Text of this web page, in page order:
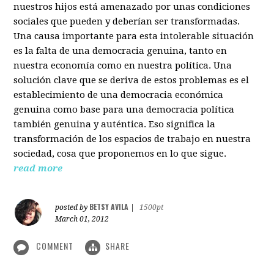
nuestros hijos está amenazado por unas condiciones
sociales que pueden y deberían ser transformadas.
Una causa importante para esta intolerable situación
es la falta de una democracia genuina, tanto en
nuestra economía como en nuestra política. Una
solución clave que se deriva de estos problemas es el
establecimiento de una democracia económica
genuina como base para una democracia política
también genuina y auténtica. Eso significa la
transformación de los espacios de trabajo en nuestra
sociedad, cosa que proponemos en lo que sigue.
read more
posted by BETSY AVILA
1500pt
March 01, 2012
COMMENT SHARE